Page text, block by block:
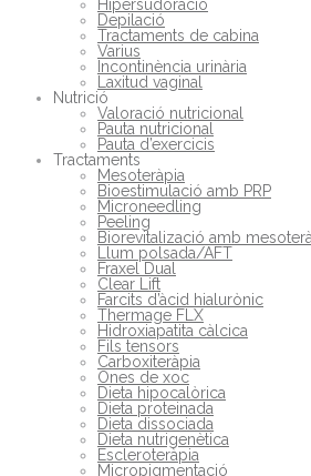
Hipersudoració
Depilació
Tractaments de cabina
Varius
Incontinència urinària
Laxitud vaginal
Nutrició
Valoració nutricional
Pauta nutricional
Pauta d’exercicis
Tractaments
Mesoteràpia
Bioestimulació amb PRP
Microneedling
Peeling
Biorevitalizació amb
Llum polsada/AFT
Fraxel Dual
Clear Lift
Farcits d’àcid hialurònic
Thermage FLX
Hidroxiapatita càlcica
Fils tensors
Carboxiteràpia
Ones de xoc
Dieta hipocalòrica
Dieta proteinada
Dieta dissociada
Dieta nutrigenètica
Escleroteràpia
Micropigmentació